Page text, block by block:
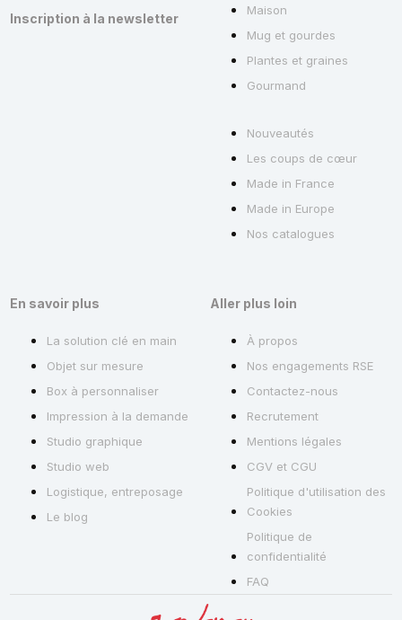
Inscription à la newsletter
Maison
Mug et gourdes
Plantes et graines
Gourmand
Nouveautés
Les coups de cœur
Made in France
Made in Europe
Nos catalogues
En savoir plus
La solution clé en main
Objet sur mesure
Box à personnaliser
Impression à la demande
Studio graphique
Studio web
Logistique, entreposage
Le blog
Aller plus loin
À propos
Nos engagements RSE
Contactez-nous
Recrutement
Mentions légales
CGV et CGU
Politique d'utilisation des
Cookies
Politique de
confidentialité
FAQ